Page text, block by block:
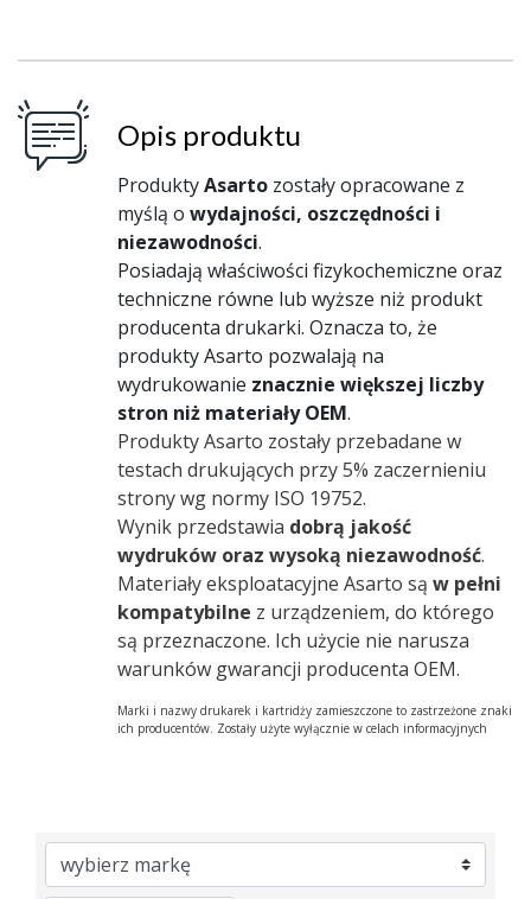
Opis produktu
ProduktyAsarto zostały opracowane z
myślą o wydajności, oszczędności i
niezawodności.
Posiadają właściwości fizykochemiczne oraz
techniczne równe lub wyższe niż produkt
producenta drukarki. Oznacza to, że
produkty Asarto pozwalają na
wydrukowanie znacznie większej liczby
stron niż materiały OEM.
Produkty Asarto zostały przebadane w
testach drukujących przy 5% zaczernieniu
strony wg normy ISO 19752.
Wynik przedstawia dobrą jakość
wydruków oraz wysoką niezawodność.
Materiały eksploatacyjne Asarto są w pełni
kompatybilne z urządzeniem, do którego
są przeznaczone. Ich użycie nie narusza
warunków gwarancji producenta OEM.
Marki i nazwy drukarek i kartridży zamieszczone to zastrzeżone znaki
ich producentów. Zostały użyte wyłącznie w celach informacyjnych